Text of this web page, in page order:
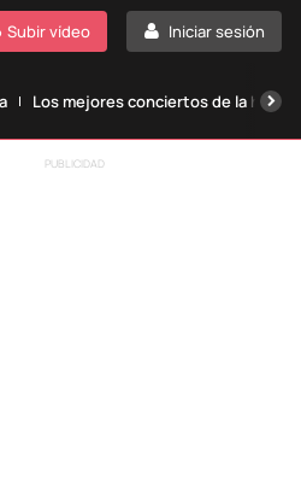
Iniciar sesión
Subir vídeo
Los mejores conciertos de la
PUBLICIDAD